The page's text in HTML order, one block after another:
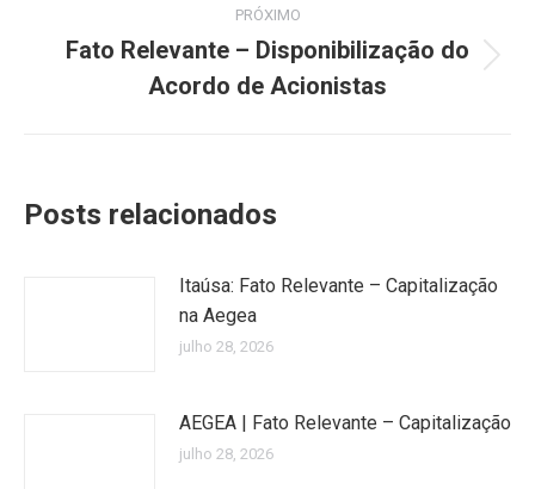
PRÓXIMO
Próximo
post:
Fato Relevante – Disponibilização do
Acordo de Acionistas
Posts relacionados
Itaúsa: Fato Relevante – Capitalização
na Aegea
julho 28, 2026
AEGEA | Fato Relevante – Capitalização
julho 28, 2026